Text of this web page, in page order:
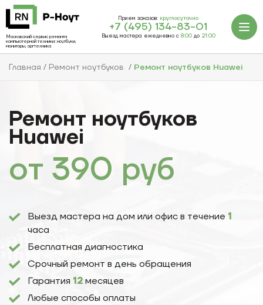
Московский сервис ремонта
компьютерной техники: ноутбуки,
мониторы, оргтехника
Прием заказов: круглосуточно
+7 (495) 134-83-01
Выезд мастера ежедневно с 8:00до 21:00
Главная Ремонт ноутбуков Ремонт ноутбуков Huawei
Ремонт ноутбуков
Huawei
от 390 руб
Выезд мастера на дом или офис в течение 1
часа
Бесплатная диагностика
Срочный ремонт в день обращения
Гарантия 12 месяцев
Любые способы оплаты